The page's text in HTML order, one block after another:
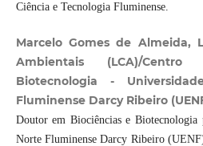
Ciência e Tecnologia Fluminense.
Marcelo Gomes de Almeida,
Ambientais (LCA)/
Biotecnologia -
Fluminense Darcy Ribeiro
Doutor em Biociências e Biotecnologia
Norte Fluminense Darcy Ribeiro